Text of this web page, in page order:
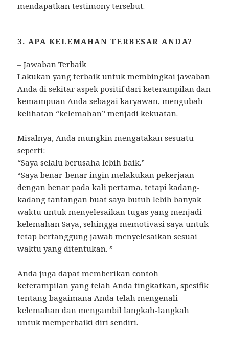
mendapatkan testimony tersebut.
3. APA KELEMAHAN TERBESAR ANDA?
– Jawaban Terbaik
Lakukan yang terbaik untuk membingkai jawaban
Anda di sekitar aspek positif dari keterampilan dan
kemampuan Anda sebagai karyawan, mengubah
kelihatan “kelemahan” menjadi kekuatan.
Misalnya, Anda mungkin mengatakan sesuatu
seperti:
“Saya selalu berusaha lebih baik.”
“Saya benar-benar ingin melakukan pekerjaan
dengan benar pada kali pertama, tetapi kadang-
kadang tantangan buat saya butuh lebih banyak
waktu untuk menyelesaikan tugas yang menjadi
kelemahan Saya, sehingga memotivasi saya untuk
tetap bertanggung jawab menyelesaikan sesuai
waktu yang ditentukan. ”
Anda juga dapat memberikan contoh
keterampilan yang telah Anda tingkatkan, spesifik
tentang bagaimana Anda telah mengenali
kelemahan dan mengambil langkah-langkah
untuk memperbaiki diri sendiri.